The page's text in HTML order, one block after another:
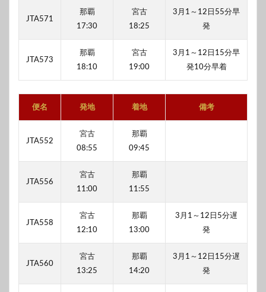
JTA571
那覇
17:30
宮古
18:25
3月1～12日55分早
発
JTA573
那覇
18:10
宮古
19:00
3月1～12日15分早
発10分早着
便名 発地 着地 備考
JTA552
宮古
08:55
那覇
09:45
JTA556
宮古
11:00
那覇
11:55
JTA558
宮古
12:10
那覇
13:00
3月1～12日5分遅
発
JTA560
宮古
13:25
那覇
14:20
3月1～12日15分遅
発